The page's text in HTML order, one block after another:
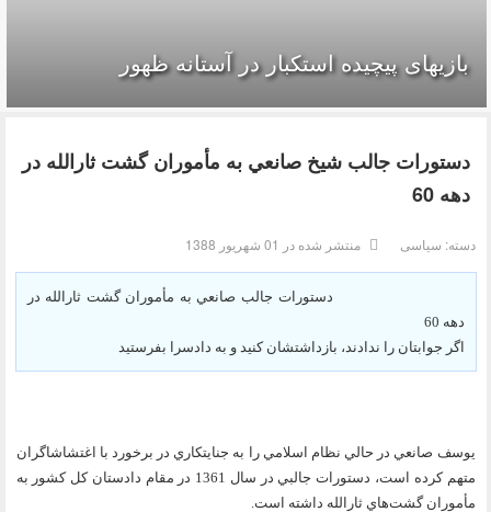
بازیهای پیچیده استکبار در آستانه ظهور
دستورات جالب شیخ صانعي به مأموران گشت ثارالله در
دهه 60
دسته: سیاسی منتشر شده در 01 شهریور 1388
دستورات جالب صانعي به مأموران گشت ثارالله در
دهه 60
اگر جوابتان را ندادند، بازداشتشان كنيد و به دادسرا بفرستيد
يوسف صانعي در حالي نظام اسلامي را به جنايتكاري در برخورد با اغتشاشاگران
متهم كرده است، دستورات جالبي در سال 1361 در مقام دادستان كل كشور به
مأموران گشت‌هاي ثارالله داشته است.